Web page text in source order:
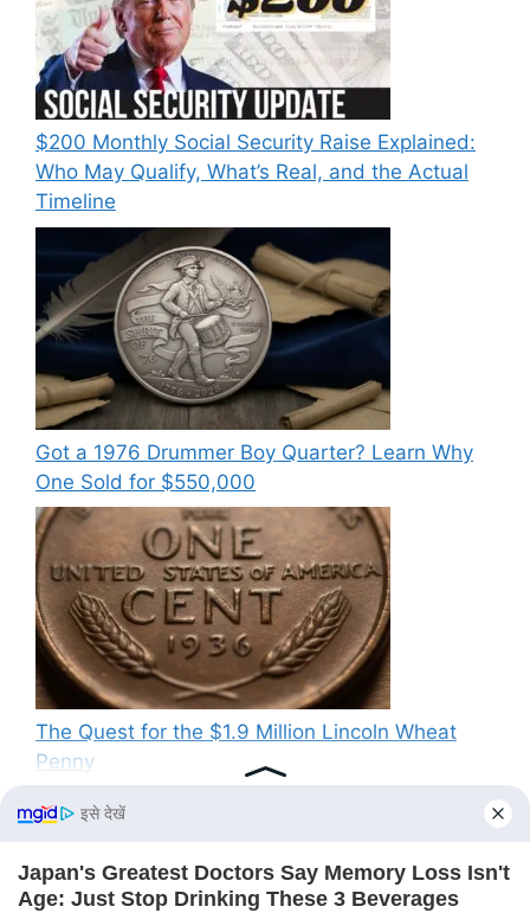
$200 Monthly Social Security Raise Explained:
Who May Qualify, What’s Real, and the Actual
Timeline
Got a 1976 Drummer Boy Quarter? Learn Why
One Sold for $550,000
The Quest for the $1.9 Million Lincoln Wheat
Penny
Recent Comments